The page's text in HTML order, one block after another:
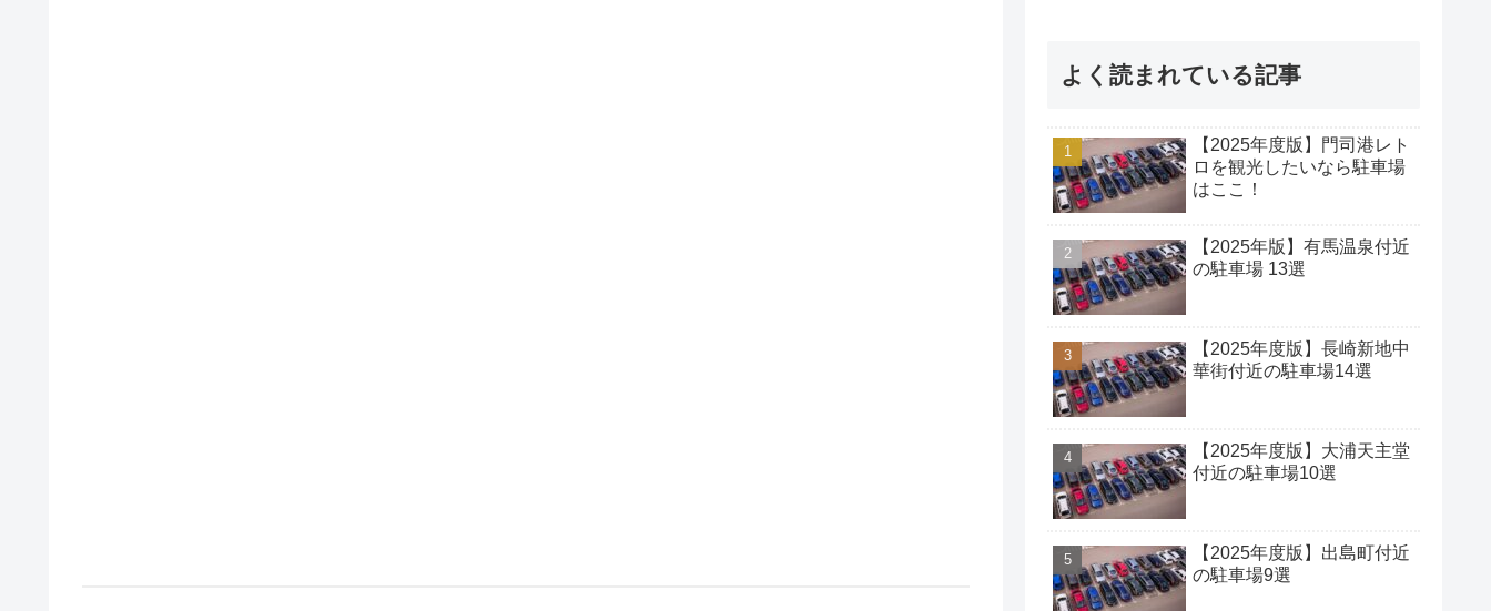
よく読まれている記事
【2025年度版】門司港レト
ロを観光したいなら駐車場
はここ！
【2025年版】有馬温泉付近
の駐車場 13選
【2025年度版】長崎新地中
華街付近の駐車場14選
【2025年度版】大浦天主堂
付近の駐車場10選
【2025年度版】出島町付近
の駐車場9選